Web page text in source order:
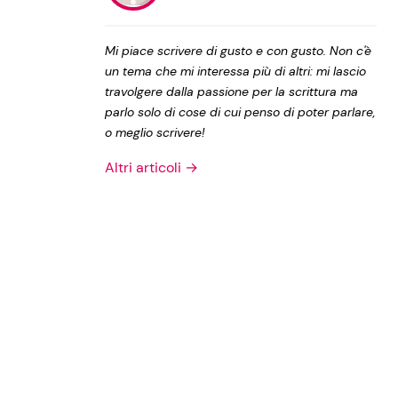
Privacy Policy
Mi piace scrivere di gusto e con gusto. Non c'è
un tema che mi interessa più di altri: mi lascio
travolgere dalla passione per la scrittura ma
parlo solo di cose di cui penso di poter parlare,
o meglio scrivere!
Altri articoli →